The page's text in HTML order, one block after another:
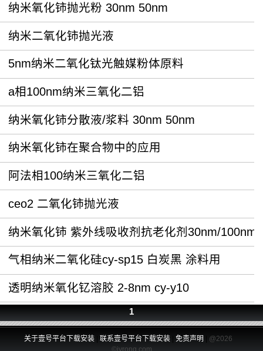
纳米氧化铈抛光粉 30nm 50nm
纳米二氧化铈抛光液
5nm纳米二氧化钛光触媒粉体原料
a相100nm纳米三氧化二铝
纳米氧化铈分散液/浆料 30nm 50nm
纳米氧化铈在聚合物中的应用
阿法相100纳米三氧化二铝
ceo2 二氧化铈抛光液
纳米氧化铈 紫外线吸收剂抗老化剂30nm/100nm
气相纳米二氧化硅cy-sp15 白炭黑 涂料用
透明纳米氧化钇溶胶 2-8nm cy-y10
1
关于壹号平台下载安装 联系壹号平台下载安装| 免责声明
@2026
©jvrong.com